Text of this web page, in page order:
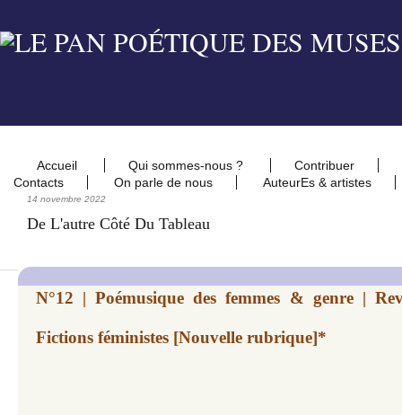
Accueil Qui sommes-nous ?
Contribuer
Contacts
On parle de nous AuteurEs & artistes
14 novembre 2022
De L'autre Côté Du Tableau
N°12 | Poémusique des femmes & genre |
Fictions féministes [Nouvelle rubrique]*